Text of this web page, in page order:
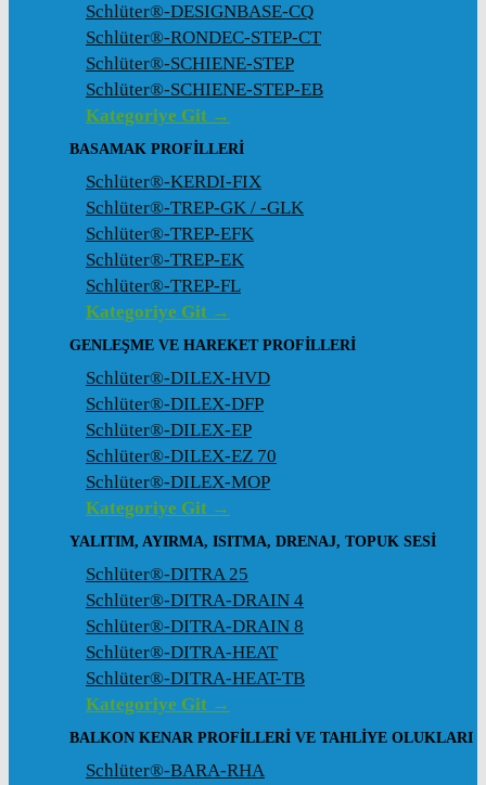
Schlüter®-DESIGNBASE-CQ
Schlüter®-RONDEC-STEP-CT
Schlüter®-SCHIENE-STEP
Schlüter®-SCHIENE-STEP-EB
Kategoriye Git →
BASAMAK PROFILLERI
Schlüter®-KERDI-FIX
Schlüter®-TREP-GK / -GLK
Schlüter®-TREP-EFK
Schlüter®-TREP-EK
Schlüter®-TREP-FL
Kategoriye Git →
GENLEŞME VE HAREKET PROFILLERI
Schlüter®-DILEX-HVD
Schlüter®-DILEX-DFP
Schlüter®-DILEX-EP
Schlüter®-DILEX-EZ 70
Schlüter®-DILEX-MOP
Kategoriye Git →
YALITIM, AYIRMA, ISITMA, DRENAJ, TOPUK SESI
Schlüter®-DITRA 25
Schlüter®-DITRA-DRAIN 4
Schlüter®-DITRA-DRAIN 8
Schlüter®-DITRA-HEAT
Schlüter®-DITRA-HEAT-TB
Kategoriye Git →
BALKON KENAR PROFILLERI VE TAHLIYE OLUKLARI
Schlüter®-BARA-RHA